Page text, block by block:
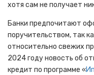
хотя сам не получает
Банки предпочитают
поручительством, так
относительно свежих
2024 году новость об
кредит по программе «